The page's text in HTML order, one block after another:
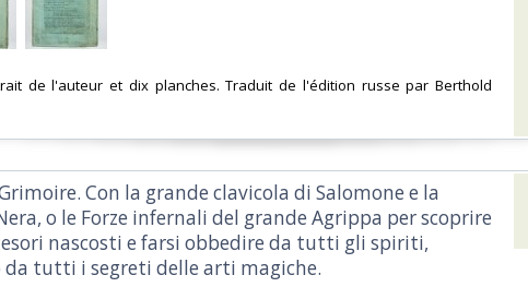
de l'auteur et dix planches. Traduit de l'édition russe par Berthold
Con la grande clavicola di Salomone e la
o le Forze infernali del grande Agrippa per scoprire
nascosti e farsi obbedire da tutti gli spiriti,
da tutti i segreti delle arti magiche.‎